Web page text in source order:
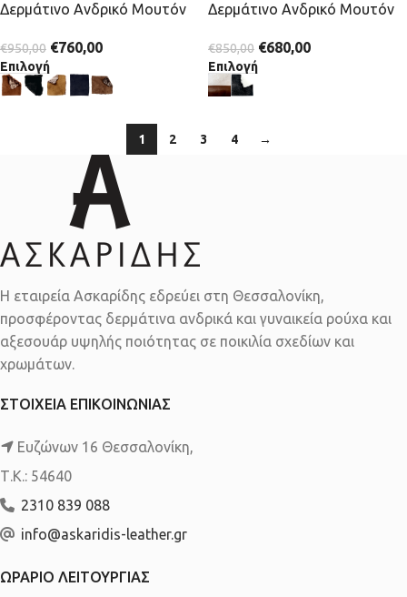
Δερμάτινο Ανδρικό Μουτόν
€950,00 €760,00
Επιλογή
Δερμάτινο Ανδρικό Μουτόν
€850,00 €680,00
Επιλογή
1 2 3 4 →
Η εταιρεία Ασκαρίδης εδρεύει στη Θεσσαλονίκη,
προσφέροντας δερμάτινα ανδρικά και γυναικεία ρούχα και
αξεσουάρ υψηλής ποιότητας σε ποικιλία σχεδίων και
χρωμάτων.
ΣΤΟΙΧΕΙΑ ΕΠΙΚΟΙΝΩΝΙΑΣ
Ευζώνων 16 Θεσσαλονίκη,
Τ.Κ.: 54640
2310 839 088
info@askaridis-leather.gr
ΩΡΑΡΙΟ ΛΕΙΤΟΥΡΓΙΑΣ